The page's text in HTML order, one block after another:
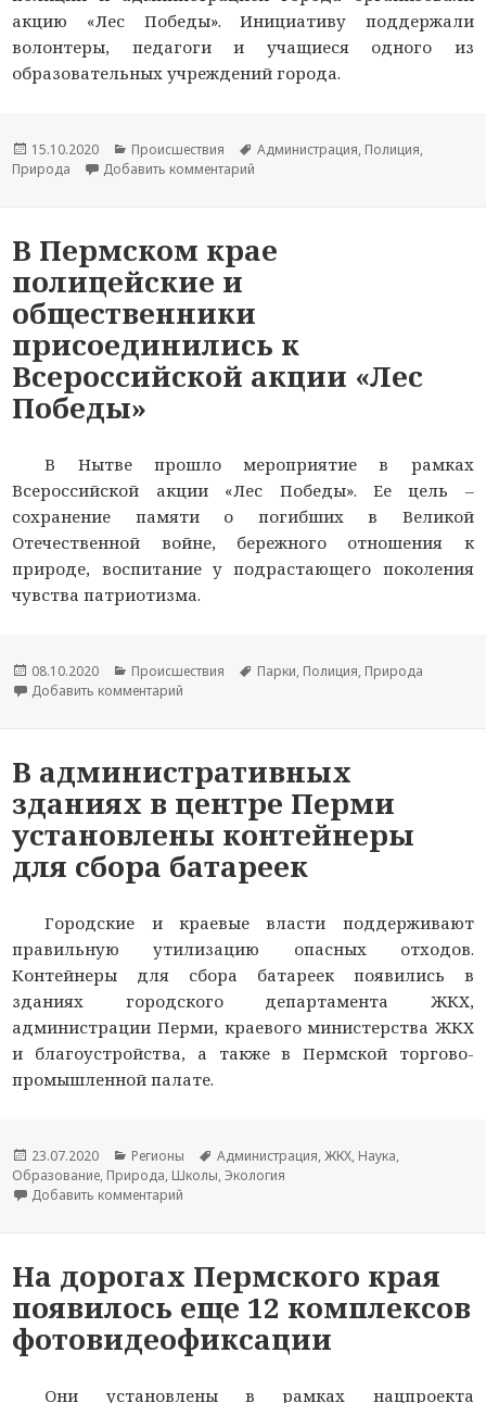
акцию «Лес Победы». Инициативу поддержали
волонтеры, педагоги и учащиеся одного из
образовательных учреждений города.
Опубликовано
15.10.2020 Рубрики
Происшествия Метки
Администрация, Полиция,
Природа
Добавить комментарий
В Пермском крае
полицейские и
общественники
присоединились к
Всероссийской акции «Лес
Победы»
В Нытве прошло мероприятие в рамках
Всероссийской акции «Лес Победы». Ее цель –
сохранение памяти о погибших в Великой
Отечественной войне, бережного отношения к
природе, воспитание у подрастающего поколения
чувства патриотизма.
Опубликовано
08.10.2020 Рубрики
Происшествия Метки
Парки, Полиция, Природа
Добавить комментарий
В административных
зданиях в центре Перми
установлены контейнеры
для сбора батареек
Городские и краевые власти поддерживают
правильную утилизацию опасных отходов.
Контейнеры для сбора батареек появились в
зданиях городского департамента ЖКХ,
администрации Перми, краевого министерства ЖКХ
и благоустройства, а также в Пермской торгово-
промышленной палате.
Опубликовано
23.07.2020 Рубрики
Регионы Метки
Администрация,ЖКХ, Наука,
Образование, Природа, Школы,Экология
Добавить комментарий
На дорогах Пермского края
появилось еще 12 комплексов
фотовидеофиксации
Они установлены в рамках нацпроекта